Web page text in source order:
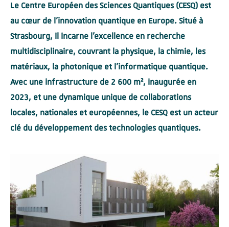
Le Centre Européen des Sciences Quantiques (CESQ) est
au cœur de l’innovation quantique en Europe. Situé à
Strasbourg, il incarne l’excellence en recherche
multidisciplinaire, couvrant la physique, la chimie, les
matériaux, la photonique et l’informatique quantique.
Avec une infrastructure de 2 600 m², inaugurée en
2023, et une dynamique unique de collaborations
locales, nationales et européennes, le CESQ est un acteur
clé du développement des technologies quantiques.